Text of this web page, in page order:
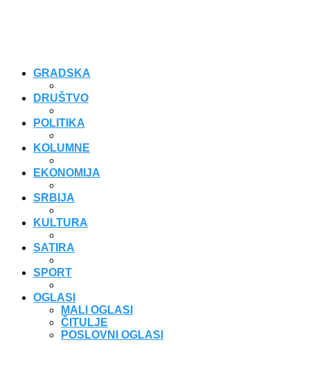
GRADSKA
DRUŠTVO
POLITIKA
KOLUMNE
EKONOMIJA
SRBIJA
KULTURA
SATIRA
SPORT
OGLASI
MALI OGLASI
ČITULJE
POSLOVNI OGLASI